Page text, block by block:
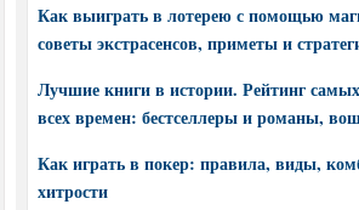
Как выиграть в лотерею с помощью
советы экстрасенсов, приметы и
Лучшие книги в истории. Рейтинг
всех времен: бестселлеры и романы,
Как играть в покер: правила, виды,
хитрости